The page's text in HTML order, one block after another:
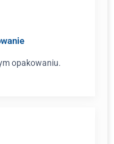
opakowaniu.